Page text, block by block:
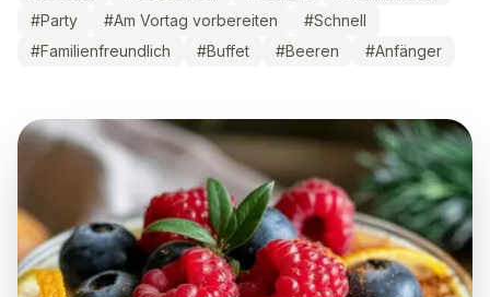
#Party #Am Vortag vorbereiten #Schnell
#Familienfreundlich #Buffet #Beeren #Anfänger